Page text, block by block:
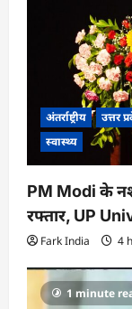
अंतर्राष्ट्रीय उत्तर
स्वास्थ्य
PM Modi के
रफ्तार, UP
Fark India 4
1 minute